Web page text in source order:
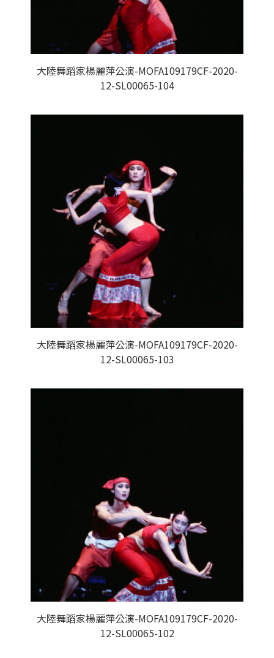
大陸舞蹈家楊麗萍公演-MOFA109179CF-2020-
12-SL00065-104
大陸舞蹈家楊麗萍公演-MOFA109179CF-2020-
12-SL00065-103
大陸舞蹈家楊麗萍公演-MOFA109179CF-2020-
12-SL00065-102